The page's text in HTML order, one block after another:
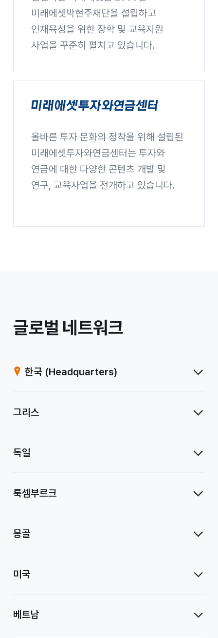
미래에셋박현주재단을 설립하고
인재육성을 위한 장학 및 교육지원
사업을 꾸준히 펼치고 있습니다.
올바른 투자 문화의 정착을 위해 설립된
미래에셋투자와연금센터는 투자와
연금에 대한 다양한 콘텐츠 개발 및
연구, 교육사업을 전개하고 있습니다.
글로벌 네트워크
한국 (Headquarters)
그리스
독일
룩셈부르크
몽골
미국
베트남